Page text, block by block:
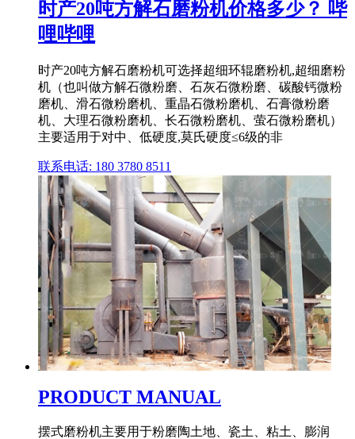
时产20吨方解石磨粉机价格多少？ 哔
哩哔哩
时产20吨方解石磨粉机可选择超细环辊磨粉机,超细磨粉
机（也叫做方解石微粉磨、石灰石微粉磨、碳酸钙微粉
磨机、滑石微粉磨机、重晶石微粉磨机、石膏微粉磨
机、大理石微粉磨机、长石微粉磨机、萤石微粉磨机）
主要适用于对中、低硬度,莫氏硬度≤6级的非
联系电话: 180 3780 8511
PRODUCT MANUAL
摆式磨粉机主要用于粉磨陶土地、瓷土、粘土、膨润